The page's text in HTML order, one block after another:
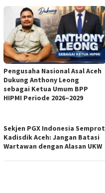
Pengusaha Nasional Asal Aceh
Dukung Anthony Leong
sebagai Ketua Umum BPP
HIPMI Periode 2026–2029
Sekjen PGX Indonesia Semprot
Kadisdik Aceh: Jangan Batasi
Wartawan dengan Alasan UKW